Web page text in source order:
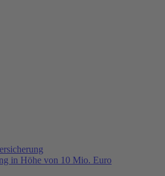
in Höhe von 10 Mio. Euro